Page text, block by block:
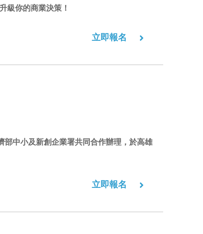
級你的商業決策！
立即報名
中小及新創企業署共同合作辦理，於高雄
立即報名